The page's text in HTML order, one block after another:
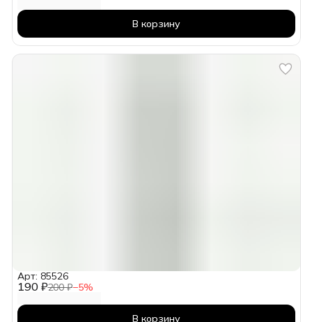
В корзину
190 ₽200 ₽−5%
Арт: 85526
В корзину